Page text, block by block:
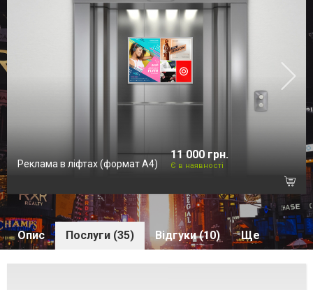
Реклама в ліфтах (формат А4)
11 000 грн.
Є в наявності
Опис Послуги (35) Відгуки (10) Ще